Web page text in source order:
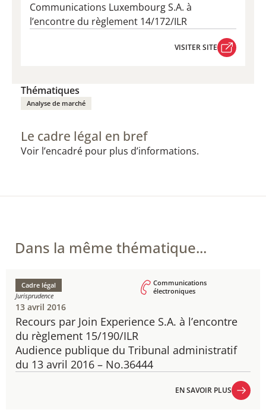
Communications Luxembourg S.A. à
l’encontre du règlement 14/172/ILR
VISITER SITE
Thématiques
Analyse de marché
Le cadre légal en bref
Voir l’encadré pour plus d’informations.
Dans la même thématique...
Recours par Join Experience S.A. à l’encontre
du règlement 15/190/ILR
Audience publique du Tribunal administratif
du 13 avril 2016 – No.36444
Cadre légal
Jurisprudence
Communications
électroniques
13 avril 2016
EN SAVOIR PLUS